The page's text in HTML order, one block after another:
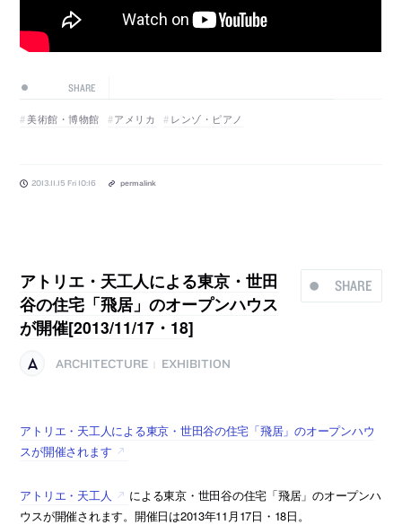
SHARE
美術館・博物館 アメリカ レンゾ・ピアノ
2013.11.15 Fri 10:16 permalink
SHARE
アトリエ・天工人による東京・世田
谷の住宅「飛居」のオープンハウス
が開催[2013/11/17・18]
ARCHITECTURE EXHIBITION
アトリエ・天工人による東京・世田谷の住宅「飛居」のオープンハウ
スが開催されます
アトリエ・天工人
による東京・世田谷の住宅「飛居」のオープンハ
ウスが開催されます。開催日は2013年11月17日・18日。